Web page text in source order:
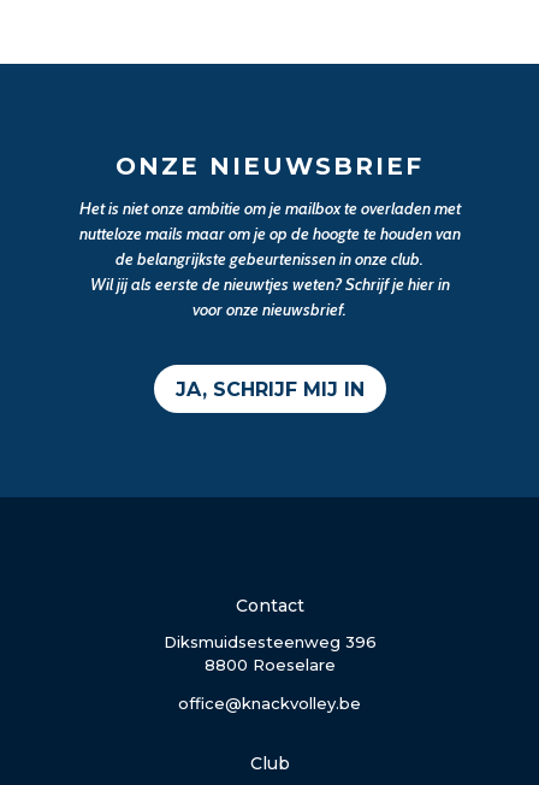
ONZE NIEUWSBRIEF
Het is niet onze ambitie om je mailbox te overladen met
nutteloze mails maar om je op de hoogte te houden van
de belangrijkste gebeurtenissen in onze club.
Wil jij als eerste de nieuwtjes weten? Schrijf je hier in
voor onze nieuwsbrief.
JA, SCHRIJF MIJ IN
Contact
Diksmuidsesteenweg 396
8800 Roeselare
office@knackvolley.be
Club